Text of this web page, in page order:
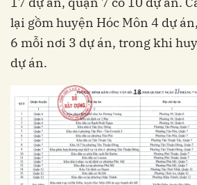
lại gồm huyện Hóc Môn 4 dự
6 mỗi nơi 3 dự án, trong khi
dự án.